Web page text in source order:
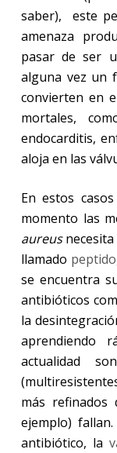
saber), este
amenaza
pasar de ser
alguna vez un
convierten en
mortales,
endocarditis,
aloja en las
En estos
momento las
aureusnecesita
llamado
se encuentra
antibióticos
la
aprendiendo
actualidad
más refinados
ejemplo)
antibiótico, la